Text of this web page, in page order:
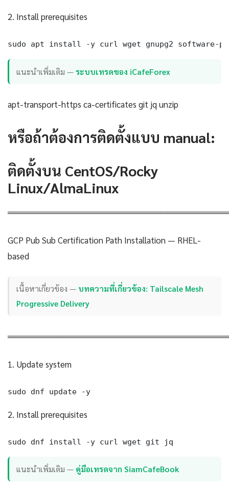
2. Install prerequisites
sudo apt install -y curl wget gnupg2 software-
แนะนำเพิ่มเติม —ระบบเทรดของ iCafeForex
apt-transport-https ca-certificates git jq unzip
หรือถ้าต้องการติดตั้งแบบ manual:
ติดตั้งบน CentOS/Rocky
Linux/AlmaLinux
GCP Pub Sub Certification Path Installation — RHEL-
based
เนื้อหาเกี่ยวข้อง — บทความที่เกี่ยวข้อง: Tailscale Mesh
Progressive Delivery
1. Update system
sudo dnf update -y
2. Install prerequisites
sudo dnf install -y curl wget git jq
แนะนำเพิ่มเติม — คู่มือเทรดจาก SiamCafeBook